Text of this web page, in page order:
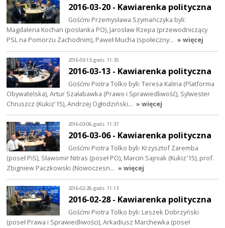
2016-03-20 - Kawiarenka polityczna
Gośćmi Przemysława Szymańczyka byli:
Magdalena Kochan (posłanka PO), Jarosław Rzepa (przewodniczący
PSL na Pomorzu Zachodnim), Paweł Mucha (społeczny… » więcej
2016-03-13, godz. 11:35
2016-03-13 - Kawiarenka polityczna
Gośćmi Piotra Tolko byli: Teresa Kalina (Platforma
Obywatelska), Artur Szałabawka (Prawo i Sprawiedliwość), Sylwester
Chruszcz (Kukiz'15), Andrzej Ogłodziński… » więcej
2016-03-06, godz. 11:37
2016-03-06 - Kawiarenka polityczna
Gośćmi Piotra Tolko byli: Krzysztof Zaremba
(poseł PiS), Sławomir Nitras (poseł PO), Marcin Sajniak (Kukiz'15), prof.
Zbigniew Paczkowski (Nowoczesn… » więcej
2016-02-28, godz. 11:13
2016-02-28 - Kawiarenka polityczna
Gośćmi Piotra Tolko byli: Leszek Dobrzyński
(poseł Prawa i Sprawiedliwości), Arkadiusz Marchewka (poseł